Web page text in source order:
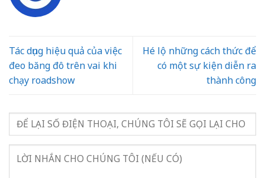
Tác dụng hiệu quả của việc
đeo băng đô trên vai khi
chạy roadshow
Hé lộ những cách thức để
có một sự kiện diễn ra
thành công